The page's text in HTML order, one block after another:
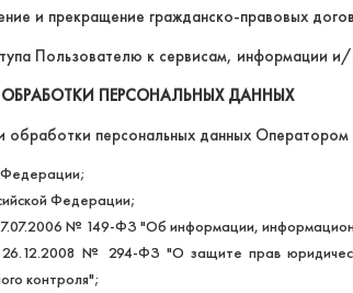
и прекращение гражданско-правовых
Пользователю к сервисам,
ПЕРСОНАЛЬНЫХ ДАННЫХ
обработки персональных данных Оператором
Федерации;
Федерации;
№ 149-ФЗ "Об информации,
№ 294-ФЗ "О защите прав
контроля";